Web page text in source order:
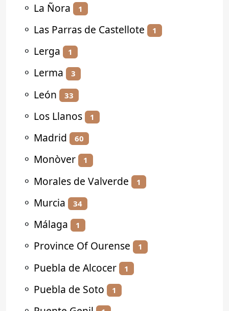
⚬ La Ñora 1
⚬ Las Parras de Castellote 1
⚬ Lerga 1
⚬ Lerma 3
⚬ León 33
⚬ Los Llanos 1
⚬ Madrid 60
⚬ Monòver 1
⚬ Morales de Valverde 1
⚬ Murcia 34
⚬ Málaga 1
⚬ Province Of Ourense 1
⚬ Puebla de Alcocer 1
⚬ Puebla de Soto 1